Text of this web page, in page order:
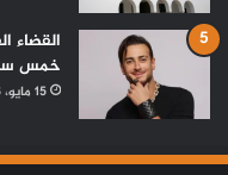
القضاء
خمس سنوات
15 مايو، 2026